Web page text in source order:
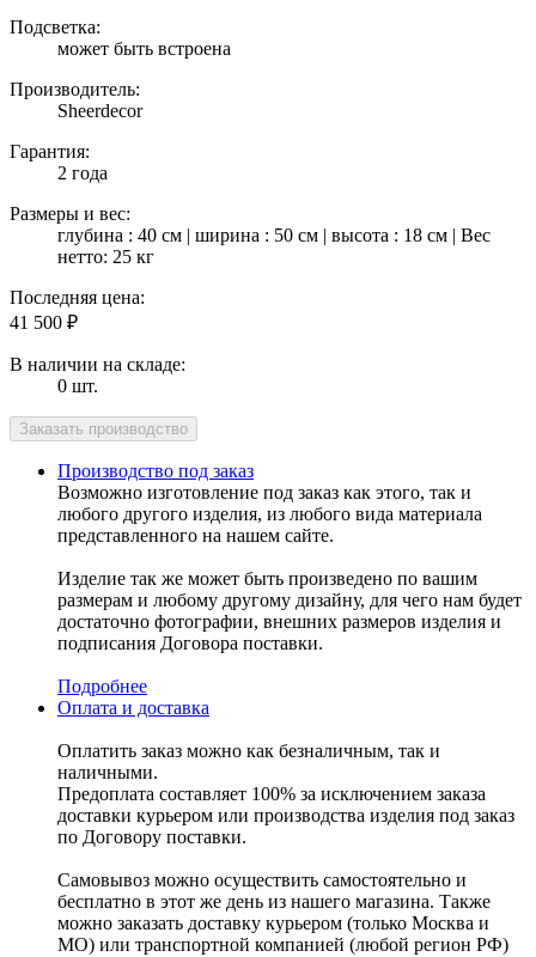
Подсветка:
может быть встроена
Производитель:
Sheerdecor
Гарантия:
2 года
Размеры и вес:
глубина : 40 см | ширина : 50 см | высота : 18 см | Вес
нетто: 25 кг
Последняя цена:
41 500 ₽
В наличии на складе:
0 шт.
Производство под заказ
Возможно изготовление под заказ как этого, так и
любого другого изделия, из любого вида материала
представленного на нашем сайте.
Изделие так же может быть произведено по вашим
размерам и любому другому дизайну, для чего нам будет
достаточно фотографии, внешних размеров изделия и
подписания Договора поставки.
Подробнее
Оплата и доставка
Оплатить заказ можно как безналичным, так и
наличными.
Предоплата составляет 100% за исключением заказа
доставки курьером или производства изделия под заказ
по Договору поставки.
Самовывоз можно осуществить самостоятельно и
бесплатно в этот же день из нашего магазина. Также
можно заказать доставку курьером (только Москва и
МО) или транспортной компанией (любой регион РФ)